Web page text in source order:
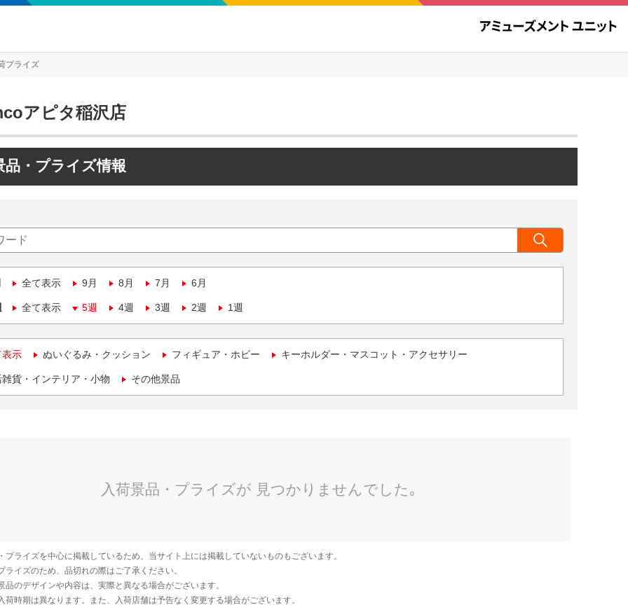
プライズ
アピタ稲沢店
品・プライズ情報
全て表示 9月 8月 7月 6月
全て表示 5週 4週 3週 2週 1週
表示 ぬいぐるみ・クッション フィギュア・ホビー キーホルダー・マスコット・アクセサリー
貨・インテリア・小物 その他景品